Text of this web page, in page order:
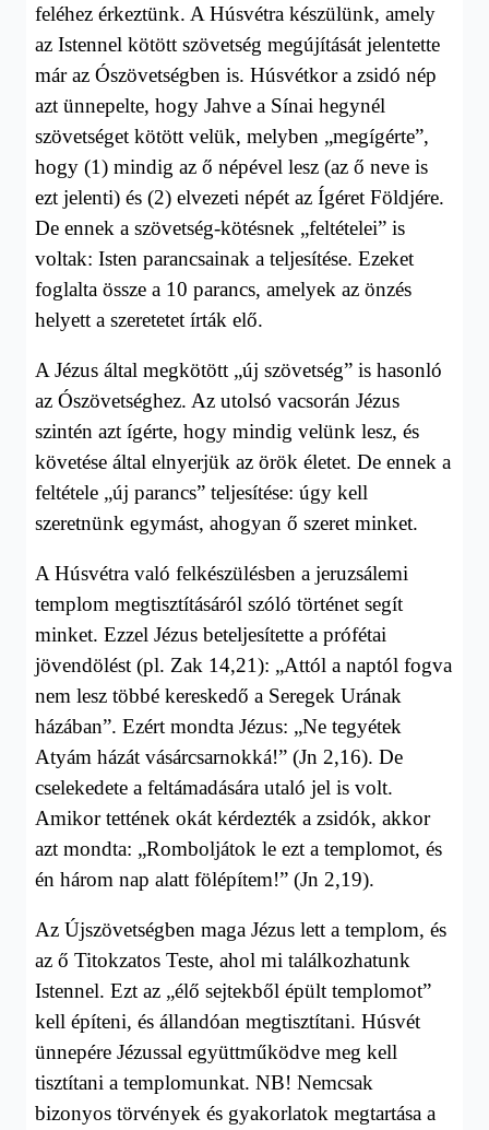
feléhez érkeztünk. A Húsvétra készülünk, amely
az Istennel kötött szövetség megújítását jelentette
már az Ószövetségben is.Húsvétkor a zsidó nép
azt ünnepelte, hogy Jahve a Sínai hegynél
szövetséget kötött velük, melyben „megígérte”,
hogy (1) mindig aző népével lesz (az ő neve is
ezt jelenti) és (2) elvezeti népét az Ígéret Földjére.
De ennek a szövetség-kötésnek „feltételei” is
voltak: Isten parancsainak a teljesítése. Ezeket
foglalta össze a 10 parancs, amelyek az önzés
helyett a szeretetet írták elő.
A Jézus által megkötött „új szövetség” is hasonló
az Ószövetséghez. Az utolsó vacsorán Jézus
szintén azt ígérte, hogy mindig velünk lesz, és
követése által elnyerjük az örök életet. De ennek a
feltétele „új parancs” teljesítése: úgy kell
szeretnünk egymást, ahogyan ő szeret minket.
A Húsvétra való felkészülésben a jeruzsálemi
templom megtisztításáról szóló történet segít
minket. Ezzel Jézus beteljesítette a prófétai
jövendölést (pl. Zak 14,21): „Attól a naptól fogva
nem lesz többé kereskedő a Seregek Urának
házában”. Ezért mondta Jézus: „Ne tegyétek
Atyám házát vásárcsarnokká!” (Jn 2,16). De
cselekedete a feltámadására utaló jel is volt.
Amikor tettének okát kérdezték a zsidók, akkor
azt mondta: „Romboljátok le ezt a templomot, és
én három nap alatt fölépítem!” (Jn 2,19).
Az Újszövetségben maga Jézus lett a templom, és
az ő Titokzatos Teste, ahol mi találkozhatunk
Istennel. Ezt az „élő sejtekből épült templomot”
kell építeni, és állandóan megtisztítani. Húsvét
ünnepére Jézussal együttműködve meg kell
tisztítani a templomunkat. NB! Nemcsak
bizonyos törvények és gyakorlatok megtartása a